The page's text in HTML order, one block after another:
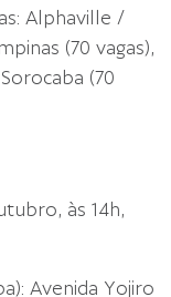
Alphaville /
(70 vagas),
(70
às 14h,
Avenida Yojiro